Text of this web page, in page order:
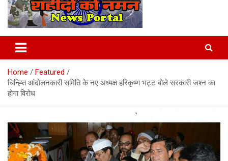
Latest News Today, Breaking
News, Uttarakhand News in
Hindi
Home
Featured
चिन्ह्ति आंदोलनकारी समिति के नए अध्यक्ष हरिकृष्ण भट्ट बोले सरकारी जश्न का
होगा विरोध